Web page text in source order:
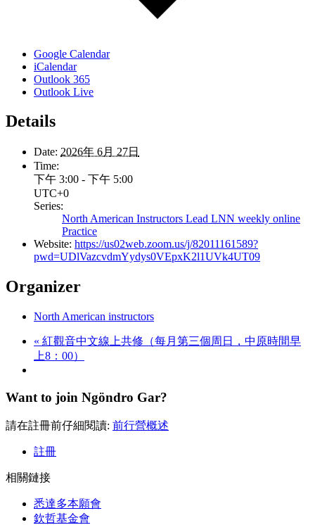
Google Calendar
iCalendar
Outlook 365
Outlook Live
Details
Date: 2026年 6月 27日
Time:
下午 3:00 - 下午 5:00
UTC+0
Series:
North American Instructors Lead LNN weekly online
Practice
Website: https://us02web.zoom.us/j/82011161589?
pwd=UDlVazcvdmYydys0VEpxK2l1UVk4UT09
Organizer
North American instructors
« 紅觀音中文線上共修（每月第三個周日，中原時間早
上8：00）
Want to join Ngöndro Gar?
請在註冊前仔細閱讀: 前行營概述
註冊
相關鏈接
悉達多本願會
欽哲基金會